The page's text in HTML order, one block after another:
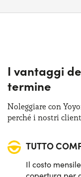
Alimentazione:
Cambio:
Posti auto:5
Potenza:120 CV
Altezza: 166 cm
Bagagliaio:
I vantaggi
termine
Noleggiare con
perché i nostri
TUTTO
Il costo